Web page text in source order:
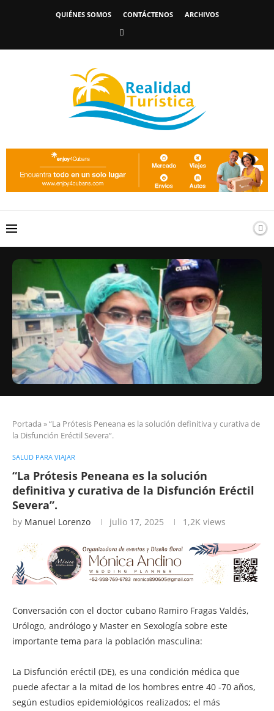
QUIÉNES SOMOS CONTÁCTENOS ARCHIVOS
Portada »“La Prótesis Peneana es la solución definitiva y curativa de
la Disfunción Eréctil Severa”.
SALUD PARA VIAJAR
“La Prótesis Peneana es la solución
definitiva y curativa de la Disfunción Eréctil
Severa”.
by Manuel Lorenzo julio 17, 2025 1,2K views
Conversación con el doctor cubano Ramiro Fragas Valdés,
Urólogo, andrólogo y Master en Sexología sobre este
importante tema para la población masculina:
La Disfunción eréctil (DE), es una condición médica que
puede afectar a la mitad de los hombres entre 40 -70 años,
según estudios epidemiológicos realizados; el más